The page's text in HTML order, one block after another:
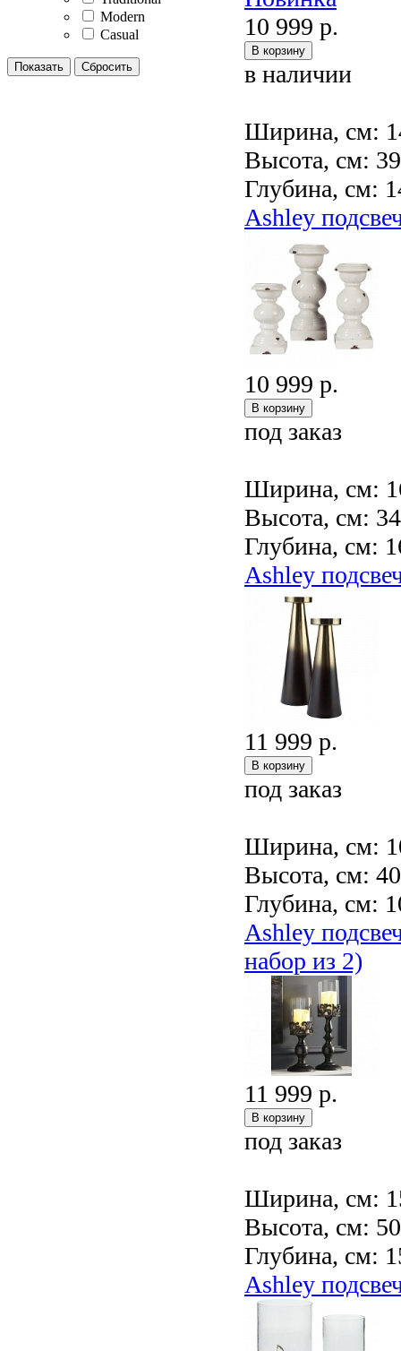
Modern
Casual
10 999 р.
в наличии
Ширина, см:
Высота, см:
Глубина, см:
Ashley
10 999 р.
под заказ
Ширина, см:
Высота, см:
Глубина, см:
Ashley
11 999 р.
под заказ
Ширина, см:
Высота, см:
Глубина, см:
Ashley
набор из 2)
11 999 р.
под заказ
Ширина, см:
Высота, см:
Глубина, см:
Ashley